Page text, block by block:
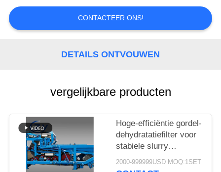
SITEMAP
CONTACTEER ONS!
DETAILS ONTVOUWEN
vergelijkbare producten
Hoge-efficiëntie gordel-
dehydratatiefilter voor
stabiele slurry
ontwatering in cassava
zetmeel verwerking
2000-999999USD MOQ:1SET